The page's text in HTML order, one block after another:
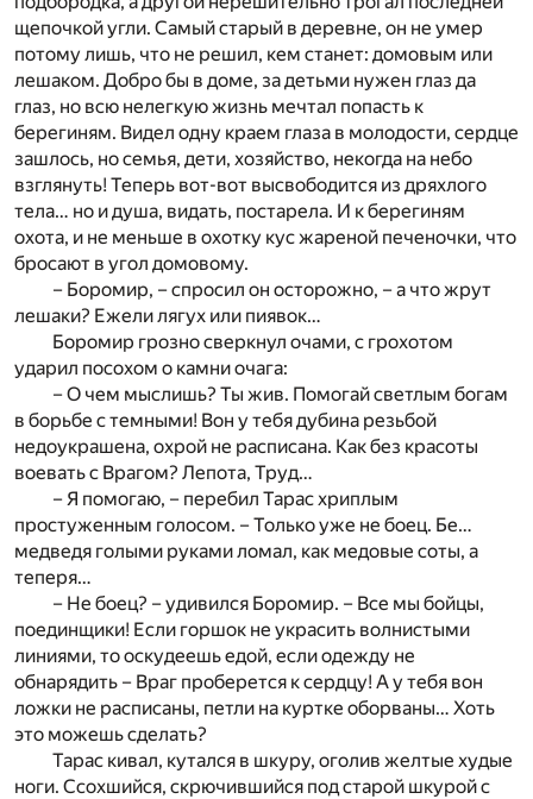
щепочкой угли. Самый старый в деревне, он не умер
потому лишь, что не решил, кем станет: домовым или
лешаком. Добро бы в доме, за детьми нужен глаз да
глаз, но всю нелегкую жизнь мечтал попасть к
берегиням. Видел одну краем глаза в молодости, сердце
зашлось, но семья, дети, хозяйство, некогда на небо
взглянуть! Теперь вот-вот высвободится из дряхлого
тела… но и душа, видать, постарела. И к берегиням
охота, и не меньше в охотку кус жареной печеночки, что
бросают в угол домовому.
– Боромир, – спросил он осторожно, – а что жрут
лешаки? Ежели лягух или пиявок…
Боромир грозно сверкнул очами, с грохотом
ударил посохом о камни очага:
– О чем мыслишь? Ты жив. Помогай светлым богам
в борьбе с темными! Вон у тебя дубина резьбой
недоукрашена, охрой не расписана. Как без красоты
воевать с Врагом? Лепота, Труд…
– Я помогаю, – перебил Тарас хриплым
простуженным голосом. – Только уже не боец. Бе…
медведя голыми руками ломал, как медовые соты, а
теперя…
– Не боец? – удивился Боромир. – Все мы бойцы,
поединщики! Если горшок не украсить волнистыми
линиями, то оскудеешь едой, если одежду не
обнарядить – Враг проберется к сердцу! А у тебя вон
ложки не расписаны, петли на куртке оборваны… Хоть
это можешь сделать?
Тарас кивал, кутался в шкуру, оголив желтые худые
ноги. Ссохшийся, скрючившийся под старой шкурой с